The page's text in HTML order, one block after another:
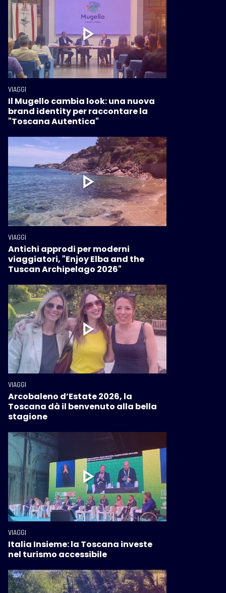
VIAGGI
Il Mugello cambia look: una nuova
brand identity per raccontare la
"Toscana Autentica"
VIAGGI
Antichi approdi per moderni
viaggiatori, "Enjoy Elba and the
Tuscan Archipelago 2026"
VIAGGI
Arcobaleno d’Estate 2026, la
Toscana dà il benvenuto alla bella
stagione
VIAGGI
Italia Insieme: la Toscana investe
nel turismo accessibile